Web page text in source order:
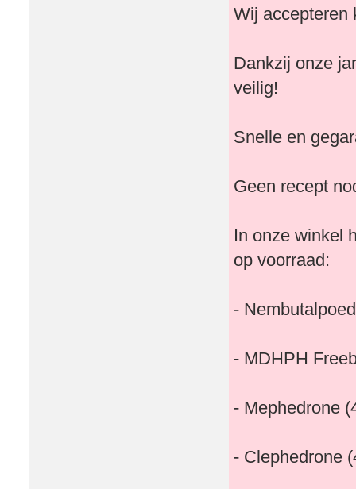
Wij accepteren
Dankzij onze
veilig!
Snelle en
Geen recept
In onze winkel
op voorraad:
-
- MDHPH
- Mephedrone
- Clephedrone